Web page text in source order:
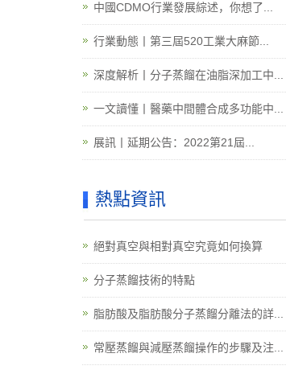
中國CDMO行業發展綜述，你想了...
行業動態丨第三屆520工業大麻節...
深度解析丨分子蒸餾在油脂深加工中...
一文讀懂丨醫藥中間體合成多功能中...
展訊丨延期公告：2022第21屆...
熱點資訊
絕對真空與相對真空究竟如何換算
分子蒸餾技術的特點
脂肪酸及脂肪酸分子蒸餾分離法的詳...
常壓蒸餾與減壓蒸餾操作的步驟及注...